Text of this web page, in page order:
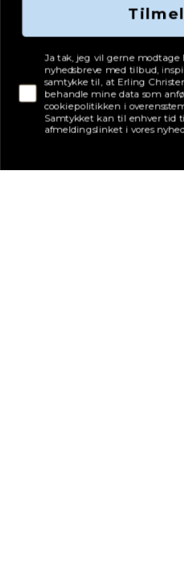
Adresse
Hørmestedvej 342
Tjekboks samtykke
Ja tak, jeg vil gerne modtage
nyhedsbreve med tilbud,
samtykke til, at Erling
behandle mine data som
cookiepolitikken i
Samtykket kan til enhver tid
afmeldingslinket i vores